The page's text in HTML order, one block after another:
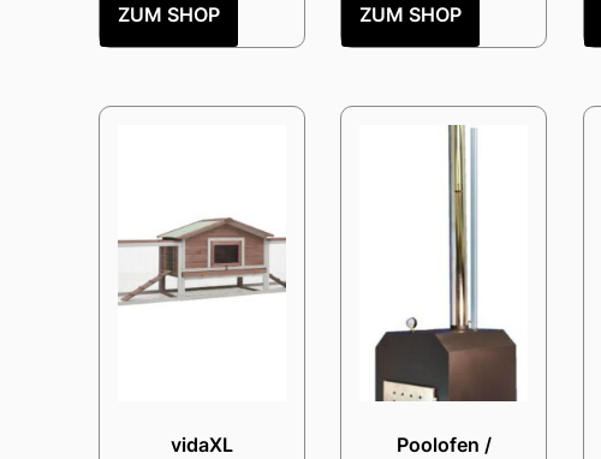
ZUM SHOP ZUM SHOP
vidaXL
Poolofen /